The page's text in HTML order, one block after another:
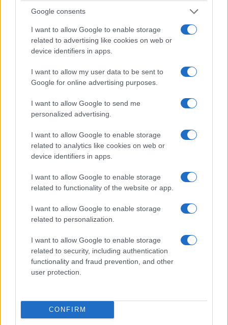
Google consents
I want to allow Google to enable storage
related to advertising like cookies on web or
device identifiers in apps.
I want to allow my user data to be sent to
Google for online advertising purposes.
I want to allow Google to send me
personalized advertising.
I want to allow Google to enable storage
related to analytics like cookies on web or
device identifiers in apps.
I want to allow Google to enable storage
related to functionality of the website or app.
I want to allow Google to enable storage
related to personalization.
I want to allow Google to enable storage
related to security, including authentication
functionality and fraud prevention, and other
user protection.
CONFIRM
ΑΙΧΜΕΣ: Η νέα (In) σχέση Αλέξη
Τσίπρα – Βαγγέλη Μαρινάκη
Το Καλοκαίρι της μεγάλης ρευστότητας συνεχίζεται. Οι
τελευταίες εξελίξεις ήρθαν να επιβεβαιώσουν την
χώρα θα οδεύει προς εκλογές με την αντιπολίτευση σε
μεταίχμιο και την κυβέρνηση σε ίλιγγο, η αβεβαιότητα θα
μεγάλο πόλεμο στο πεδίο των αθλητικών μεταδόσεων
και […]